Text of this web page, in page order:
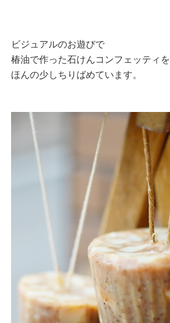
ビジュアルのお遊びで
椿油で作った石けんコンフェッティを
ほんの少しちりばめています。